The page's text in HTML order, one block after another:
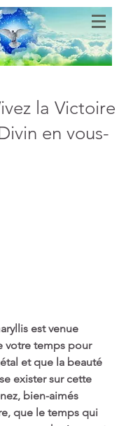
Aimés
DE LUMIERE
la Victoire
en vous-
est venue
votre temps pour
et que la beauté
exister sur cette
bien-aimés
que le temps qui